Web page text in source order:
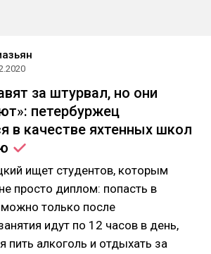
за штурвал, но они
петербуржец
в качестве яхтенных школ
ищет студентов, которым
просто диплом: попасть в
можно только после
идут по 12 часов в день,
пить алкоголь и отдыхать за